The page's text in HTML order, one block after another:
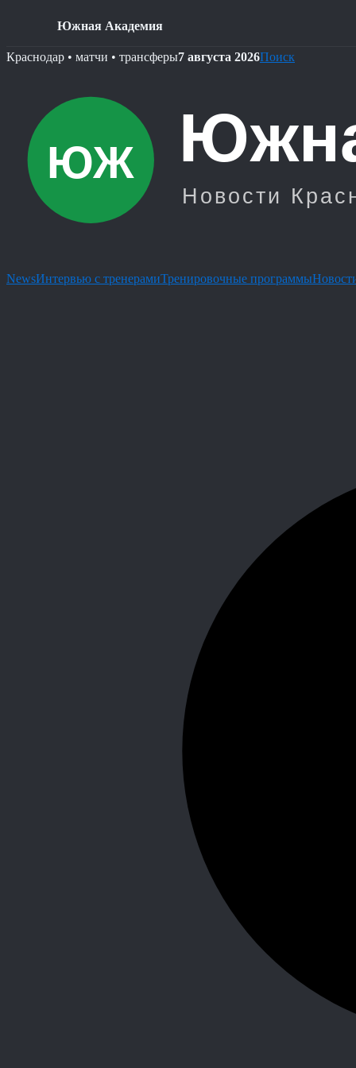
Южная Академия
Skip
Краснодар • матчи • трансферы7 августа 2026Поиск
NewsИнтервью с тренерамиТренировочные программы